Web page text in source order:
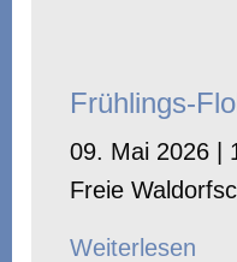
Frühlings-
09. Mai 2026 |
Freie
Weiterlesen